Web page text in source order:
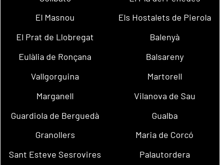
El Masnou
Els Hostalets de Pierola
El Prat de Llobregat
Balenyà
Eulàlia de Ronçana
Balsareny
Vallgorguina
Martorell
Marganell
Vilanova de Sau
Guardiola de Berguedà
Gualba
Granollers
Maria de Corcó
Sant Esteve Sesrovires
Palautordera